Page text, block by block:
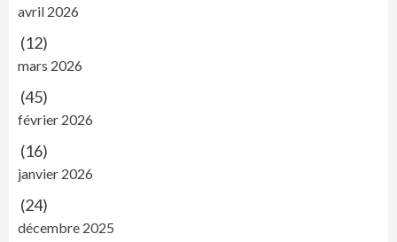
avril 2026
(12)
mars 2026
(45)
février 2026
(16)
janvier 2026
(24)
décembre 2025